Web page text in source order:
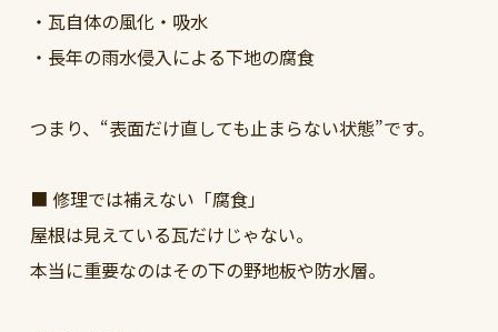
・瓦自体の風化・吸水
・長年の雨水侵入による下地の腐食
つまり、“表面だけ直しても止まらない状態”です。
■ 修理では補えない「腐食」
屋根は見えている瓦だけじゃない。
本当に重要なのはその下の野地板や防水層。